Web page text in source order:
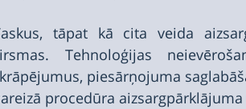
tāpat kā cita veida
Tehnoloģijas
piesārņojuma
procedūra